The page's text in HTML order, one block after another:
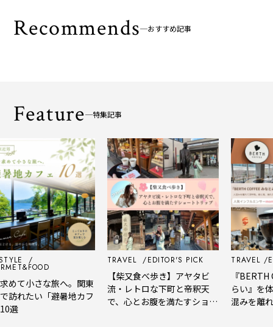
Recommends おすすめ記事
Feature 特集記事
小さな旅へ。関東
たい「避暑地カフ
TRAVEL EDITOR'S PICK
【柴又食べ歩き】アヤタビ
流・レトロな下町と帝釈天
で、心とお腹を満たすショー
TRAVEL
『BERTH
らい』を体験
混みを離れて